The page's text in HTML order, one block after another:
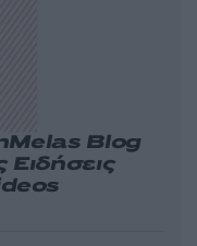
Melas Blog